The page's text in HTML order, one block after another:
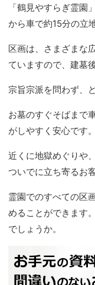
「鶴見やすらぎ霊園
から車で約15分の立
区画は、さまざまな
ていますので、建墓
宗旨宗派を問わず、
お墓のすぐそばまで
がしやすく安心です。
近くに地獄めぐりや
ついでに立ち寄るお
霊園でのすべての区
めることができます
でしょうか。